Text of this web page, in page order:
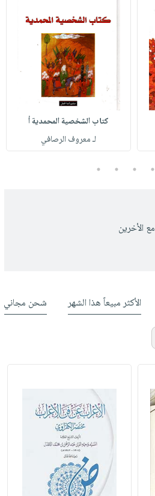
كتاب الشخصية المحمدية أ
لـ معروف الرصافي
2
3
4
5
الأخرين
الأكثر مبيعاً هذا الشهر شحن مجاني